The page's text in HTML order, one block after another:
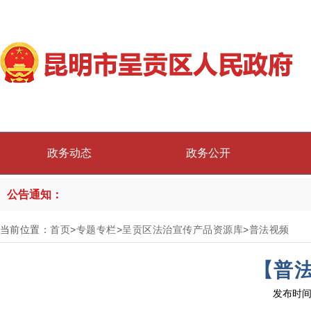
政务动态 政务公开
公告通知：
当前位置：首页>专题专栏>呈贡区法治宣传产品资源库>普法视频
【普
发布时